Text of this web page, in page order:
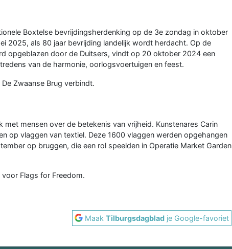
Boxtelse bevrijdingsherdenking op de 3e zondag in oktober
2025, als 80 jaar bevrijding landelijk wordt herdacht. Op de
opgeblazen door de Duitsers, vindt op 20 oktober 2024 een
van de harmonie, oorlogsvoertuigen en feest.
Zwaanse Brug verbindt.
mensen over de betekenis van vrijheid. Kunstenares Carin
op vlaggen van textiel. Deze 1600 vlaggen werden opgehangen
op bruggen, die een rol speelden in Operatie Market Garden
Flags for Freedom.
MaakTilburgsdagblad je Google-favoriet